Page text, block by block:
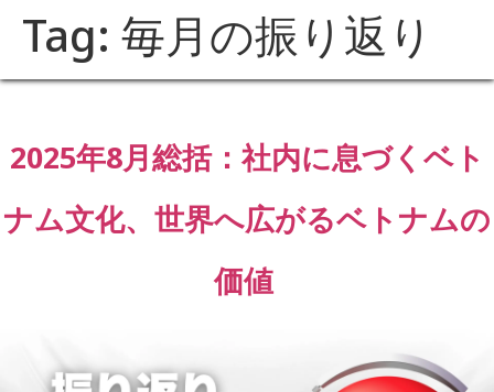
Tag: 毎月の振り返り
2025年8月総括：社内に息づくベト
ナム文化、世界へ広がるベトナムの
価値